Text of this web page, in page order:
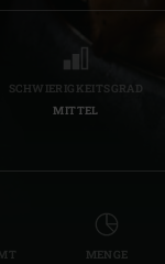
| Slovenija
| España
(French) |
| Schweiz
SCHWIERIGKEITSGRAD
MITTEL
MENGE